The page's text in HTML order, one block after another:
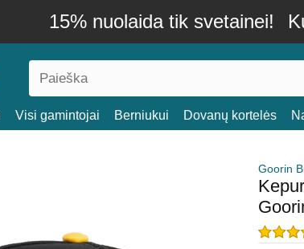
15% nuolaida tik svetainei!
Visi gamintojai Berniukui Dovanų kortelės
Goorin